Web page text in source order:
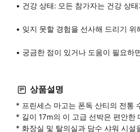
건강 상태: 모든 참가자는 건강 상
잊지 못할 경험을 선사해 드리기
궁금한 점이 있거나 도움이 필요하
상품설명
* 프린세스 마고는 폰독 산티의 전통
* 길이 17m의 이 고급 선박은 편안한
* 화장실 및 탈의실과 담수 샤워 시설